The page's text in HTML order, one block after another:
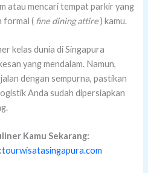
atau mencari tempat parkir yang
formal ( fine dining attire) kamu.
kelas dunia di Singapura
yang mendalam. Namun,
dengan sempurna, pastikan
Anda sudah dipersiapkan
Kamu Sekarang:
tourwisatasingapura.com